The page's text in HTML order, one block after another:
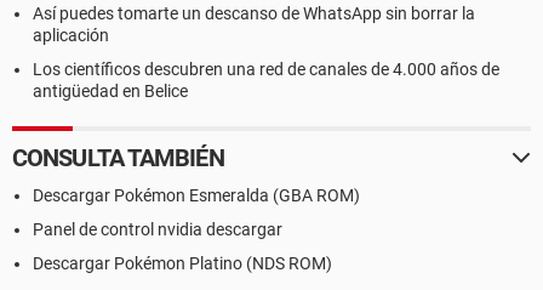
Así puedes tomarte un descanso de WhatsApp sin borrar la
aplicación
Los científicos descubren una red de canales de 4.000 años de
antigüedad en Belice
CONSULTA TAMBIÉN
Descargar Pokémon Esmeralda (GBA ROM)
Panel de control nvidia descargar
Descargar Pokémon Platino (NDS ROM)